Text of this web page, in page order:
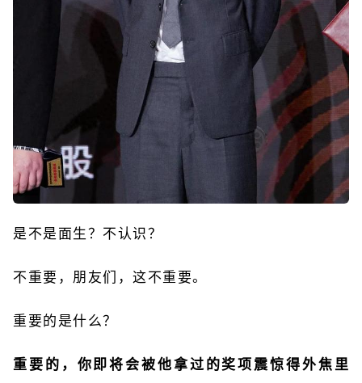
是不是面生？不认识？
不重要，朋友们，这不重要。
重要的是什么？
重要的，你即将会被他拿过的奖项震惊得外焦里